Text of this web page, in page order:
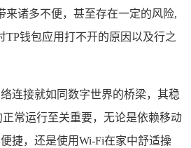
来诸多不便，甚至存在一定的风险,
TP钱包应用打不开的原因以及行之
络连接就如同数字世界的桥梁，其稳
常运行至关重要，无论是依赖移动
捷，还是使用Wi-Fi在家中舒适操